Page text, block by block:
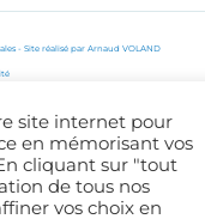
- Site réalisé par Arnaud VOLAND
site internet pour
en mémorisant vos
cliquant sur "tout
de tous nos
vos choix en